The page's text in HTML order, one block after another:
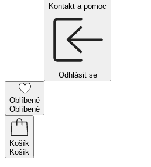
Kontakt a pomoc
Odhlásit se
Oblíbené
Oblíbené
Košík
Košík